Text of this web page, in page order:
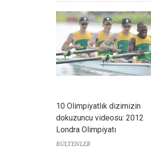
10 Olimpiyatlık dizimizin
dokuzuncu videosu: 2012
Londra Olimpiyatı
BÜLTENLER